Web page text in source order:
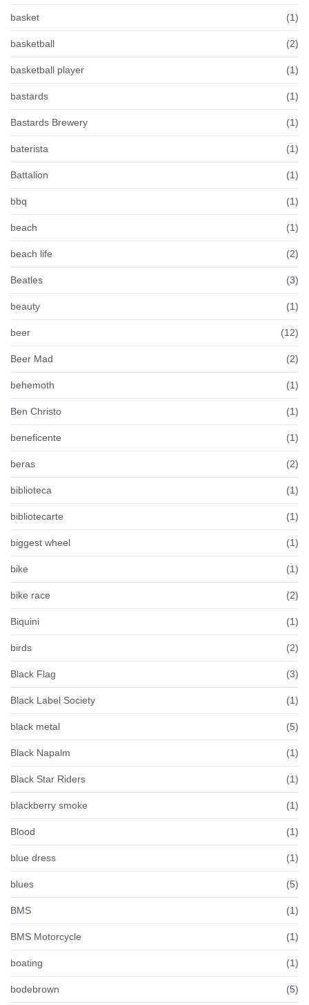
basket (1)
basketball (2)
basketball player (1)
bastards (1)
Bastards Brewery (1)
baterista (1)
Battalion (1)
bbq (1)
beach (1)
beach life (2)
Beatles (3)
beauty (1)
beer (12)
Beer Mad (2)
behemoth (1)
Ben Christo (1)
beneficente (1)
beras (2)
biblioteca (1)
bibliotecarte (1)
biggest wheel (1)
bike (1)
bike race (2)
Biquini (1)
birds (2)
Black Flag (3)
Black Label Society (1)
black metal (5)
Black Napalm (1)
Black Star Riders (1)
blackberry smoke (1)
Blood (1)
blue dress (1)
blues (5)
BMS (1)
BMS Motorcycle (1)
boating (1)
bodebrown (5)